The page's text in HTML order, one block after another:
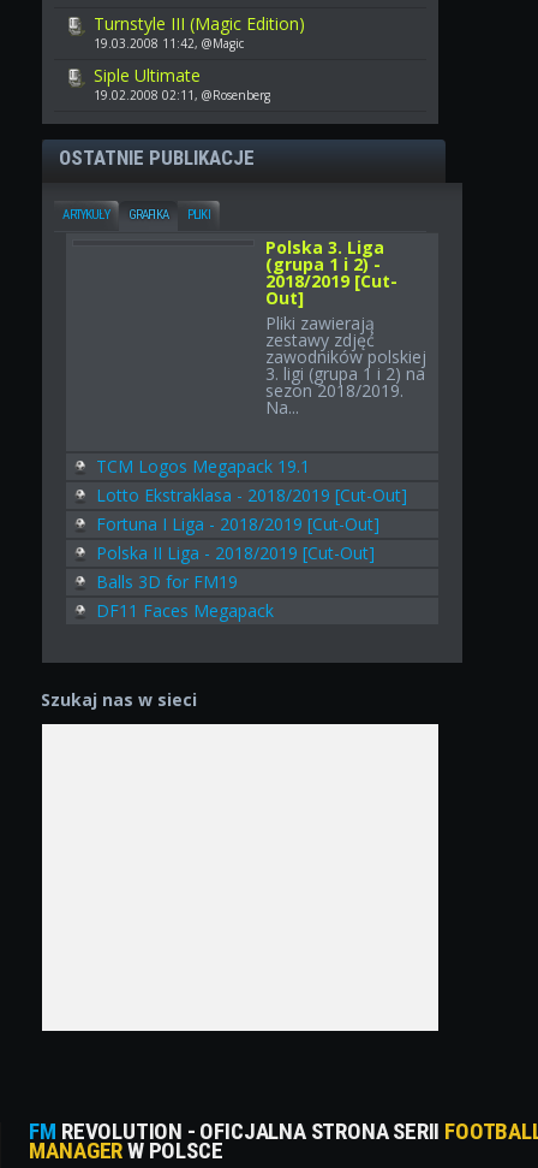
Turnstyle III (Magic Edition)
19.03.2008 11:42, @Magic
Siple Ultimate
19.02.2008 02:11, @Rosenberg
OSTATNIE PUBLIKACJE
ARTYKUŁY GRAFIKA PLIKI
Polska 3. Liga
(grupa 1 i 2) -
2018/2019 [Cut-
Out]
Pliki zawierają
zestawy zdjęć
zawodników polskiej
3. ligi (grupa 1 i 2) na
sezon 2018/2019.
Na...
TCM Logos Megapack 19.1
Lotto Ekstraklasa - 2018/2019 [Cut-Out]
Fortuna I Liga - 2018/2019 [Cut-Out]
Polska II Liga - 2018/2019 [Cut-Out]
Balls 3D for FM19
DF11 Faces Megapack
Szukaj nas w sieci
FM REVOLUTION - OFICJALNA STRONA SERII
MANAGERW POLSCE